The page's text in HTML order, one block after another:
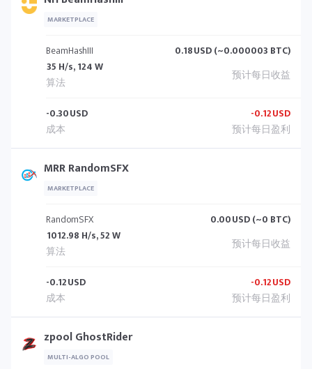
MARKETPLACE
BeamHashIII
35 H/s, 124 W
0.18USD (~0.000003 BTC)
-0.30USD -0.12USD
MRR RandomSFX
MARKETPLACE
RandomSFX
1012.98 H/s, 52 W
0.00USD (~0 BTC)
-0.12USD -0.12USD
zpool GhostRider
MULTI-ALGO POOL